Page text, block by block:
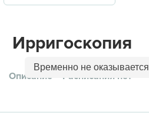
ПРАВОВАЯ ИНФОРМАЦИЯ
Ирригоскопия
Описание Расписания нет
Временно не оказывается